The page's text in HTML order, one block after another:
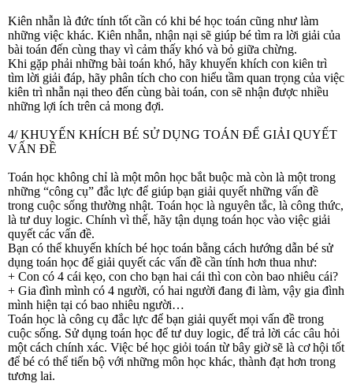
Kiên nhẫn là đức tính tốt cần có khi bé học toán cũng như làm
những việc khác. Kiên nhẫn, nhận nại sẽ giúp bé tìm ra lời giải của
bài toán đến cùng thay vì cảm thấy khó và bỏ giữa chừng.
Khi gặp phải những bài toán khó, hãy khuyến khích con kiên trì
tìm lời giải đáp, hãy phân tích cho con hiểu tầm quan trọng của việc
kiên trì nhẫn nại theo đến cùng bài toán, con sẽ nhận được nhiều
những lợi ích trên cả mong đợi.
4/ KHUYẾN KHÍCH BÉ SỬ DỤNG TOÁN ĐỂ GIẢI QUYẾT
VẤN ĐỀ
Toán học không chỉ là một môn học bắt buộc mà còn là một trong
những “công cụ” đắc lực để giúp bạn giải quyết những vấn đề
trong cuộc sống thường nhật. Toán học là nguyên tắc, là công thức,
là tư duy logic. Chính vì thế, hãy tận dụng toán học vào việc giải
quyết các vấn đề.
Bạn có thể khuyến khích bé học toán bằng cách hướng dẫn bé sử
dụng toán học để giải quyết các vấn đề cần tính hơn thua như:
+ Con có 4 cái kẹo, con cho bạn hai cái thì con còn bao nhiêu cái?
+ Gia đình mình có 4 người, có hai người đang đi làm, vậy gia đình
mình hiện tại có bao nhiêu người…
Toán học là công cụ đắc lực để bạn giải quyết mọi vấn đề trong
cuộc sống. Sử dụng toán học để tư duy logic, để trả lời các câu hỏi
một cách chính xác. Việc bé học giỏi toán từ bây giờ sẽ là cơ hội tốt
để bé có thể tiến bộ với những môn học khác, thành đạt hơn trong
tương lai.